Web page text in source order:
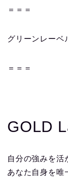
＝＝＝
グリーンレーベ
＝＝＝
GOLD
自分の強みを活
あなた自身を唯